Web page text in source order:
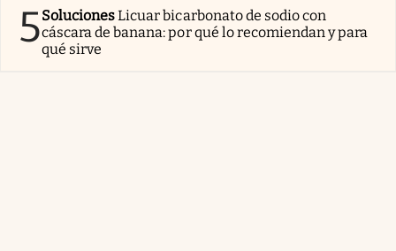
5SolucionesLicuar bicarbonato de sodio con
cáscara de banana: por qué lo recomiendan y para
qué sirve